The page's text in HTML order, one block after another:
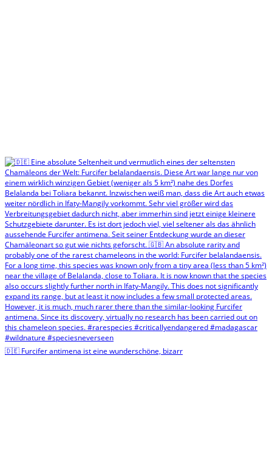
🇩🇪 Furcifer antimena ist eine wunderschöne, bizarr